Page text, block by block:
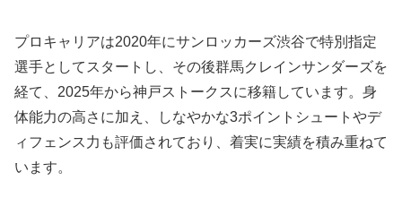
プロキャリアは2020年にサンロッカーズ渋谷で特別指定
選手としてスタートし、その後群馬クレインサンダーズを
経て、2025年から神戸ストークスに移籍しています。身
体能力の高さに加え、しなやかな3ポイントシュートやデ
ィフェンス力も評価されており、着実に実績を積み重ねて
います。